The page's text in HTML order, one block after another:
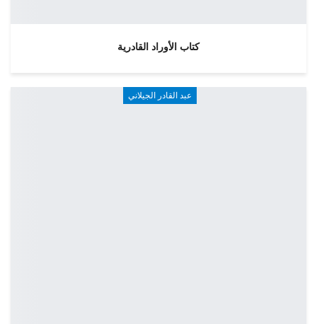
كتاب الأوراد القادرية
عبد القادر الجيلاني